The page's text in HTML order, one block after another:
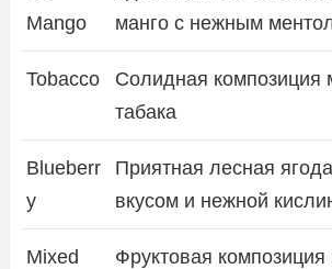
Mango
манго с нежным
Tobacco
Солидная композиция
табака
Blueberr
y
Приятная лесная
вкусом и нежной
Mixed
Фруктовая композиция